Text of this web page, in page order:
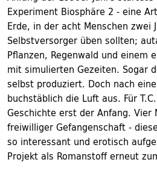
Experiment Biosphäre 2 - eine
Erde, in der acht Menschen zwei
Selbstversorger üben sollten;
Pflanzen, Regenwald und einem
mit simulierten Gezeiten. Sogar
selbst produziert. Doch nach
buchstäblich die Luft aus. Für
Geschichte erst der Anfang. Vier
freiwilliger Gefangenschaft -
so interessant und erotisch
Projekt als Romanstoff erneut